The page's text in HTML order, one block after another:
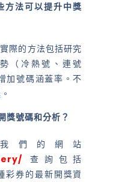
方法可以提升中獎
際的方法包括研究
（冷熱號、連號
加號碼涵蓋率。不
獎號碼和分析？
們的網站
查詢包括
彩券的最新開獎資